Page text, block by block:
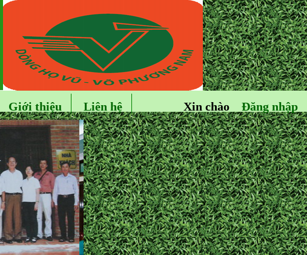
Giới thiệu Liên hệ Đăng nhập
Xin chào